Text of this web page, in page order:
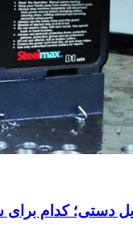
دستی؛ کدام برای